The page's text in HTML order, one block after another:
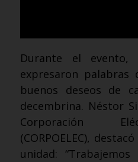
Durante el evento,
expresaron palabras
buenos deseos de
decembrina. Néstor
Corporación
(CORPOELEC),
unidad: